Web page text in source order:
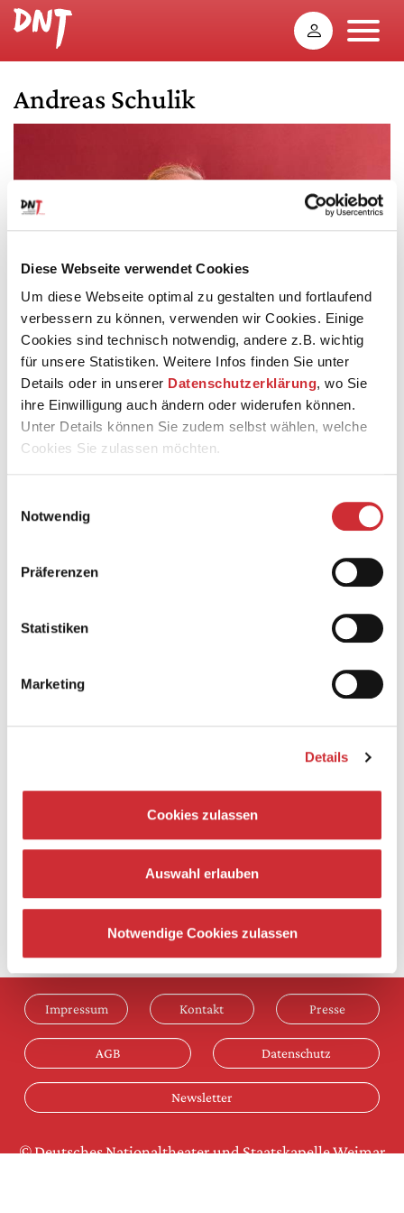
Diese Webseite verwendet Cookies
Um diese Webseite optimal zu gestalten und fortlaufend
verbessern zu können, verwenden wir Cookies. Einige
Cookies sind technisch notwendig, andere z.B. wichtig
für unsere Statistiken. Weitere Infos finden Sie unter
Details oder in unserer Datenschutzerklärung, wo Sie
ihre Einwilligung auch ändern oder widerufen können.
Unter Details können Sie zudem selbst wählen, welche
Cookies Sie zulassen möchten.
Notwendig
Präferenzen
Statistiken
Marketing
Details
Cookies zulassen
Auswahl erlauben
Notwendige Cookies zulassen
Andreas Schulik
© Alexandra Münch
Impressum Kontakt Presse
AGB Datenschutz
Newsletter
© Deutsches Nationaltheater und Staatskapelle Weimar